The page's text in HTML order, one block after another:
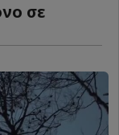
σε